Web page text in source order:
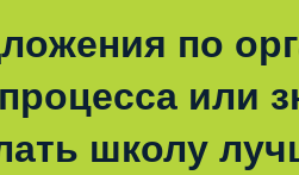
по
или
школу